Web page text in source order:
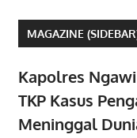
MAGAZINE
Kapolres
TKP Kasus
Meninggal